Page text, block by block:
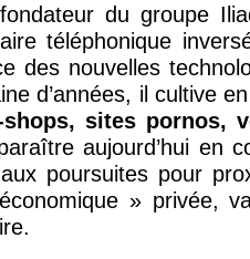
du groupe
téléphonique
des nouvelles
d’années, il cultive
sites pornos,
aujourd’hui en
poursuites pour
» privée,